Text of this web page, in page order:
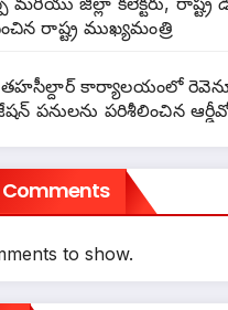
రాష్ట్ర ముఖ్యమంత్రి
కార్యాలయంలో
పనులను పరిశీలించిన
Comments
to show.